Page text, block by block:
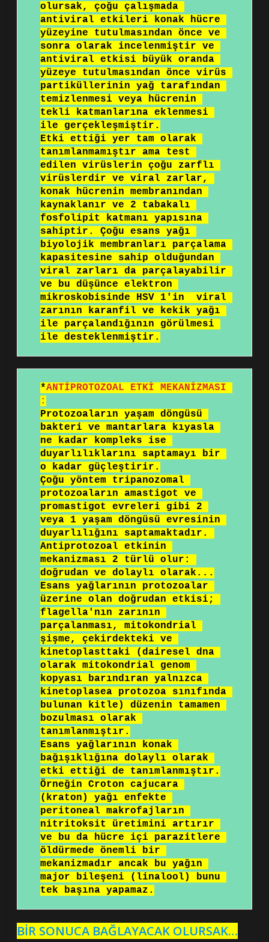
olursak, çoğu çalışmada
antiviral etkileri konak hücre
yüzeyine tutulmasından önce ve
sonra olarak incelenmiştir ve
antiviral etkisi büyük oranda
yüzeye tutulmasından önce virüs
partiküllerinin yağ tarafından
temizlenmesi veya hücrenin
tekli katmanlarına eklenmesi
ile gerçekleşmiştir.
Etki ettiği yer tam olarak
tanımlanmamıştır ama test
edilen virüslerin çoğu zarflı
virüslerdir ve viral zarlar,
konak hücrenin membranından
kaynaklanır ve 2 tabakalı
fosfolipit katmanı yapısına
sahiptir. Çoğu esans yağı
biyolojik membranları parçalama
kapasitesine sahip olduğundan
viral zarları da parçalayabilir
ve bu düşünce elektron
mikroskobisinde HSV 1'in  viral
zarının karanfil ve kekik yağı
ile parçalandığının görülmesi
ile desteklenmiştir.
*ANTİPROTOZOAL ETKİ MEKANİZMASI
:
Protozoaların yaşam döngüsü
bakteri ve mantarlara kıyasla
ne kadar kompleks ise
duyarlılıklarını saptamayı bir
o kadar güçleştirir.
Çoğu yöntem tripanozomal
protozoaların amastigot ve
promastigot evreleri gibi 2
veya 1 yaşam döngüsü evresinin
duyarlılığını saptamaktadır.
Antiprotozoal etkinin
mekanizması 2 türlü olur:
doğrudan ve dolaylı olarak...
Esans yağlarının protozoalar
üzerine olan doğrudan etkisi;
flagella'nın zarının
parçalanması, mitokondrial
şişme, çekirdekteki ve
kinetoplasttaki (dairesel dna
olarak mitokondrial genom
kopyası barındıran yalnızca
kinetoplasea protozoa sınıfında
bulunan kitle) düzenin tamamen
bozulması olarak
tanımlanmıştır.
Esans yağlarının konak
bağışıklığına dolaylı olarak
etki ettiği de tanımlanmıştır.
Örneğin Croton cajucara
(kraton) yağı enfekte
peritoneal makrofajların
nitritoksit üretimini artırır
ve bu da hücre içi parazitlere
öldürmede önemli bir
mekanizmadır ancak bu yağın
major bileşeni (linalool) bunu
tek başına yapamaz.
BİR SONUCA BAĞLAYACAK OLURSAK…